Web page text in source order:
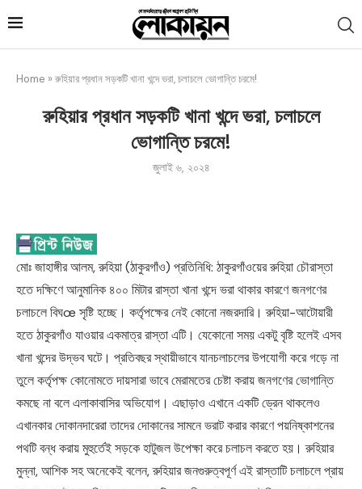
Home » রুহিয়ার প্রধান সড়কটি খানা খন্দে ভরা, চলাচলে ভোগান্তি চরমে!
রুহিয়ার প্রধান সড়কটি খানা খন্দে ভরা, চলাচলে
ভোগান্তি চরমে!
জুলাই ৬, ২০২৪
মোঃ জাহাঙ্গীর আলম, রুহিয়া (ঠাকুরগাঁও) প্রতিনিধি: ঠাকুরগাঁওয়ের রুহিয়া চৌরাস্তা
হতে দক্ষিণে আনুমানিক ৪০০ মিটার রাস্তা খানা খন্দে ভরা থাকার কারণে জনগণের
চলাচলে বিঘœ সৃষ্টি হচ্ছে। কর্তৃপক্ষের নেই কোনো নজরদারি। রুহিয়া-আটোয়ারী
হতে ঠাকুরগাঁও যাওয়ার একমাত্র রাস্তা এটি। যেকোনো সময় একটু বৃষ্টি হলেই এসব
খানা খন্দের উদ্ভব ঘটে। প্রতিবছর স্থায়ীভাবে যানচলাচলের উপযোগী করে গড়ে না
তুলে কর্তৃপক্ষ কোনোমতে দায়সারা ভাবে মেরামতের চেষ্টা করায় জনগণের ভোগান্তি
কমছে না বলে এলাকাবাসির অভিযোগ। এছাড়াও এখানে একটি ড্রেন থাকলেও
এখানকার দোকানদারেরা তাদের দোকানের সামনে ভরাট করার কারণে পয়নিষ্কাশনের
পথটি বন্ধ করায় মুহুর্তেই সড়কে হাটুজল উপেক্ষা করে চলাচল করতে হয়। রুহিয়ার
মুন্না, আশিক সহ অনেকেই বলেন, রুহিয়ার জনগুরুত্বপূর্ণ এই রাস্তাটি চলাচলে প্রায়